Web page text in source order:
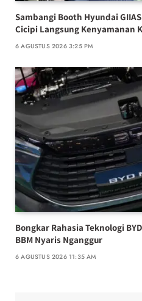
Sambangi Booth Hyundai
Cicipi Langsung Kenyamanan
6 AGUSTUS 2026 3:25 PM
Bongkar Rahasia Teknologi
BBM Nyaris Nganggur
6 AGUSTUS 2026 11:35 AM